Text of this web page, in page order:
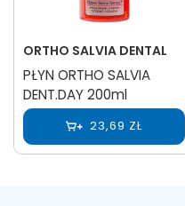
ORTHO SALVIA DENTAL
PŁYN ORTHO SALVIA
DENT.DAY 200ml
23,69 ZŁ